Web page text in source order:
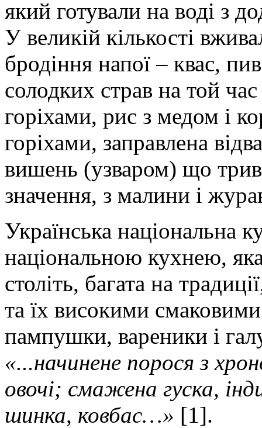
який готували на воді з
У великій кількості
бродіння напої – квас,
солодких страв на той
горіхами, рис з медом і
горіхами, заправлена
вишень (узваром) що
значення, з малини і
Українська національна
національною кухнею,
століть, багата на
та їх високими
пампушки, вареники і
«...начинене порося з
овочі; смажена гуска,
шинка, ковбас…» [1].